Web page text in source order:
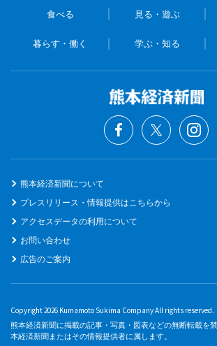
食べる 見る・遊ぶ
暮らす・働く 学ぶ・知る
熊本経済新聞について
プレスリリース・情報提供はこちらから
アクセスデータの利用について
お問い合わせ
広告のご案内
Copyright 2026 Kumamoto Sukima Company All rights reserved.
熊本経済新聞に掲載の記事・写真・図表などの無断転載を
本経済新聞またはその情報提供者に属します。